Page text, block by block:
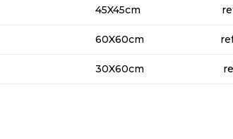
45X45cm
60X60cm
30X60cm